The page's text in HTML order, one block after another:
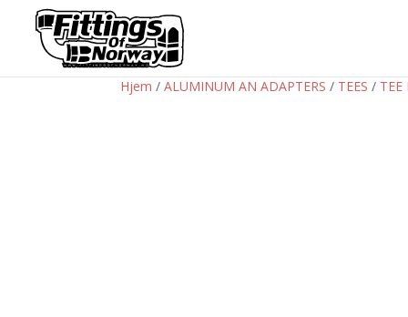
Hjem / ALUMINUM AN ADAPTERS / TEES / TEE